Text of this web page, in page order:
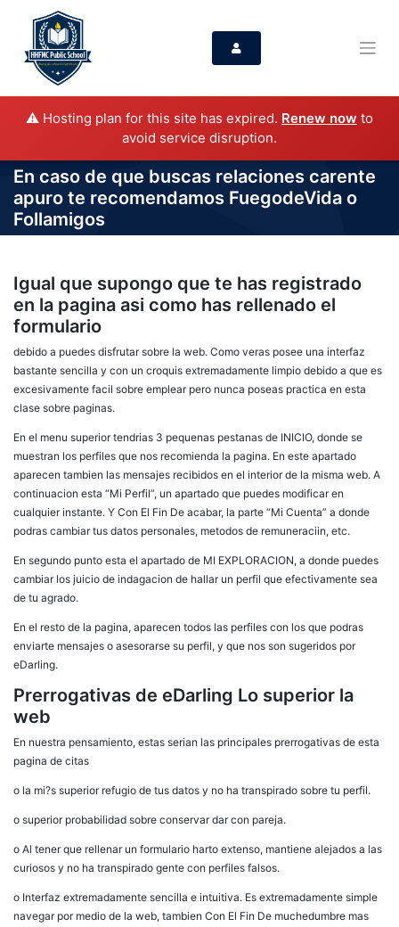
⚠️ Hosting plan for this site has expired. Renew now to
avoid service disruption.
En caso de que buscas relaciones carente
apuro te recomendamos FuegodeVida o
Follamigos
Igual que supongo que te has registrado
en la pagina asi­ como has rellenado el
formulario
debido a puedes disfrutar sobre la web. Como veras posee una interfaz
bastante sencilla y con un croquis extremadamente limpio debido a que es
excesivamente facil sobre emplear pero nunca poseas practica en esta
clase sobre paginas.
En el menu superior tendri­as 3 pequenas pestanas de INICIO, donde se
muestran los perfiles que nos recomienda la pagina. En este apartado
aparecen tambien las mensajes recibidos en el interior de la misma web. A
continuacion esta “Mi Perfil”, un apartado que puedes modificar en
cualquier instante. Y Con El Fin De acabar, la parte “Mi Cuenta” a donde
podras cambiar tus datos personales, metodos de remuneraciin, etc.
En segundo punto esta el apartado de MI EXPLORACION, a donde puedes
cambiar los juicio de indagacion de hallar un perfil que efectivamente sea
de tu agrado.
En el resto de la pagina, aparecen todos las perfiles con los que podras
enviarte mensajes o asesorarse su perfil, y que nos son sugeridos por
eDarling.
Prerrogativas de eDarling Lo superior la
web
En nuestra pensamiento, estas serian las principales prerrogativas de esta
pagina de citas
o la mi?s superior refugio de tus datos y no ha transpirado sobre tu perfil.
o superior probabilidad sobre conservar dar con pareja.
o Al tener que rellenar un formulario harto extenso, mantiene alejados a las
curiosos y no ha transpirado gente con perfiles falsos.
o Interfaz extremadamente sencilla e intuitiva. Es extremadamente simple
navegar por medio de la web, tambien Con El Fin De muchedumbre mas